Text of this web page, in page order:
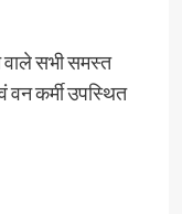
वाले सभी समस्त
वन कर्मी उपस्थित